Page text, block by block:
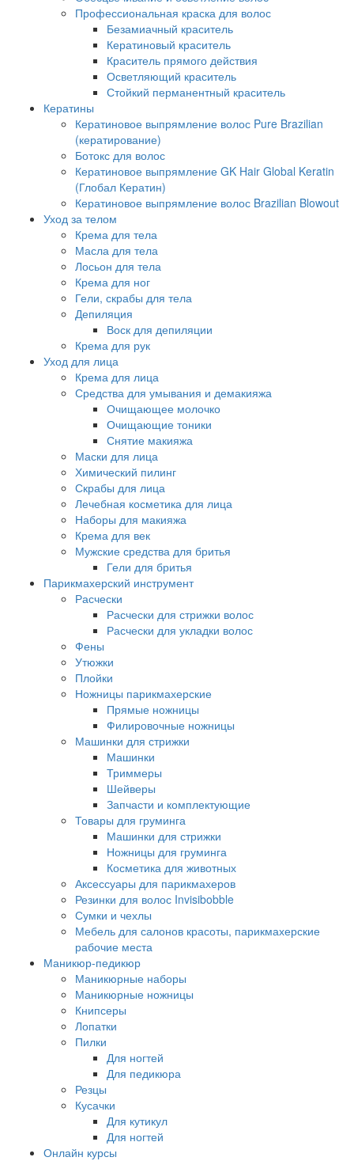
Профессиональная краска для волос
Безамиачный краситель
Кератиновый краситель
Краситель прямого действия
Осветляющий краситель
Стойкий перманентный краситель
Кератины
Кератиновое выпрямление волос Pure Brazilian
(кератирование)
Ботокс для волос
Кератиновое выпрямление GK Hair Global Keratin
(Глобал Кератин)
Кератиновое выпрямление волос Brazilian Blowout
Уход за телом
Крема для тела
Масла для тела
Лосьон для тела
Крема для ног
Гели, скрабы для тела
Депиляция
Воск для депиляции
Крема для рук
Уход для лица
Крема для лица
Средства для умывания и демакияжа
Очищающее молочко
Очищающие тоники
Снятие макияжа
Маски для лица
Химический пилинг
Скрабы для лица
Лечебная косметика для лица
Наборы для макияжа
Крема для век
Мужские средства для бритья
Гели для бритья
Парикмахерский инструмент
Расчески
Расчески для стрижки волос
Расчески для укладки волос
Фены
Утюжки
Плойки
Ножницы парикмахерские
Прямые ножницы
Филировочные ножницы
Машинки для стрижки
Машинки
Триммеры
Шейверы
Запчасти и комплектующие
Товары для груминга
Машинки для стрижки
Ножницы для груминга
Косметика для животных
Аксессуары для парикмахеров
Резинки для волос Invisibobble
Сумки и чехлы
Мебель для салонов красоты, парикмахерские
рабочие места
Маникюр-педикюр
Маникюрные наборы
Маникюрные ножницы
Книпсеры
Лопатки
Пилки
Для ногтей
Для педикюра
Резцы
Кусачки
Для кутикул
Для ногтей
Онлайн курсы